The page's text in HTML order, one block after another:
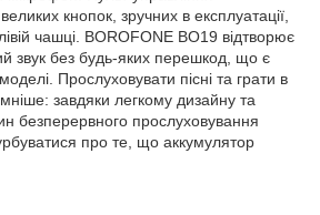
кнопок, зручних в експлуатації,
чашці. BOROFONE BO19 відтворює
звук без будь-яких перешкод, що є
Прослуховувати пісні та грати в
завдяки легкому дизайну та
безперервного прослуховування
про те, що аккумулятор